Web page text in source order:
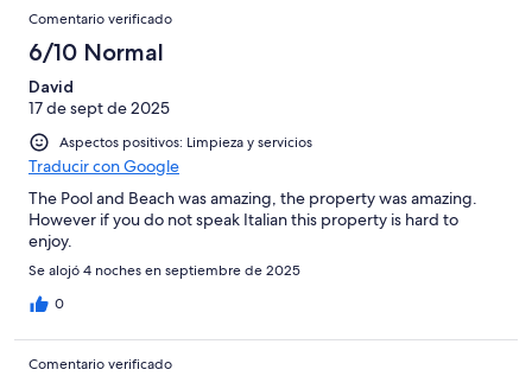
Comentario verificado
6/10 Normal
David
17 de sept de 2025
Aspectos positivos: Limpieza y servicios
Traducir con Google
The Pool and Beach was amazing, the property was amazing.
However if you do not speak Italian this property is hard to
enjoy.
Se alojó 4 noches en septiembre de 2025
0
Comentario verificado